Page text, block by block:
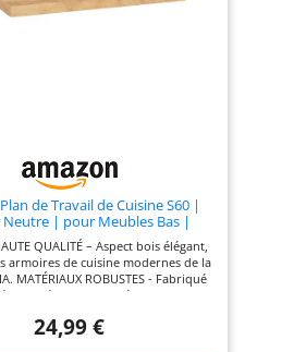
de Travail de Cuisine S60 |
Neutre | pour Meubles Bas |
d'entretien | Résistant à
| Chant ABSChêne Artisan
QUALITÉ – Aspect bois élégant,
armoires de cuisine modernes de la
MATÉRIAUX ROBUSTES - Fabriqué
stratifié de 32 mm d'épaisseur pour
plastique ABS de la couleur du
24,99 €